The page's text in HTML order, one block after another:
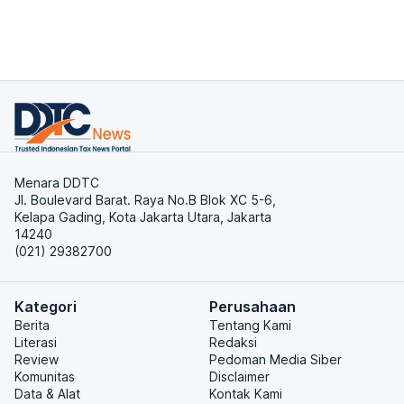
Menara DDTC
Jl. Boulevard Barat. Raya No.B Blok XC 5-6,
Kelapa Gading, Kota Jakarta Utara, Jakarta
14240
(021) 29382700
Kategori
Berita
Literasi
Review
Komunitas
Data & Alat
Perusahaan
Tentang Kami
Redaksi
Pedoman Media Siber
Disclaimer
Kontak Kami